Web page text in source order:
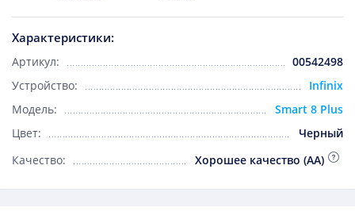
Характеристики:
Артикул:
00542498
Устройство:
Infinix
Модель:
Smart 8 Plus
Цвет:
Черный
Качество:
Хорошее качество (AA)